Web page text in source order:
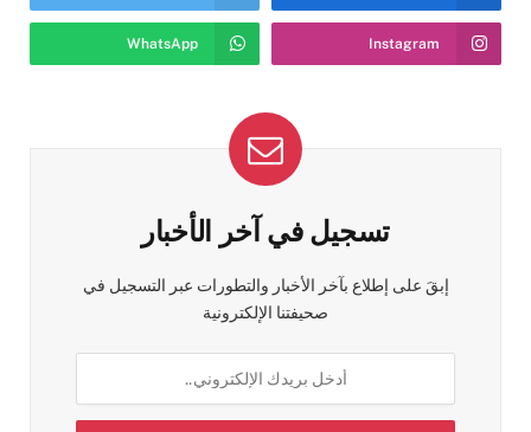
Instagram
WhatsApp
تسجيل في آخر الأخبار
إبقَ على إطلاع بآخر الأخبار والتطورات عبر التسجيل في
صحيفتنا الإلكترونية